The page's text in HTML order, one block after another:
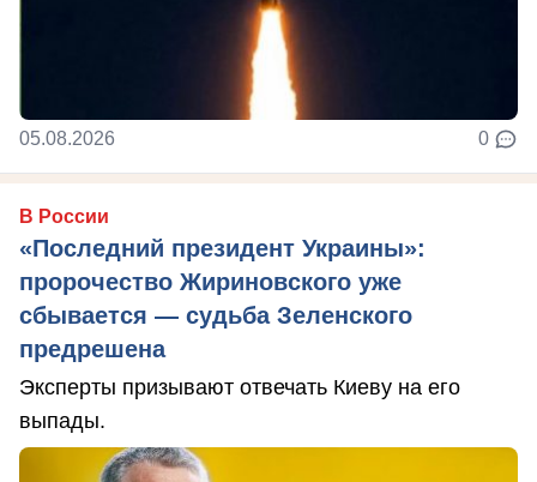
05.08.2026 0
В России
«Последний президент Украины»:
пророчество Жириновского уже
сбывается — судьба Зеленского
предрешена
Эксперты призывают отвечать Киеву на его
выпады.